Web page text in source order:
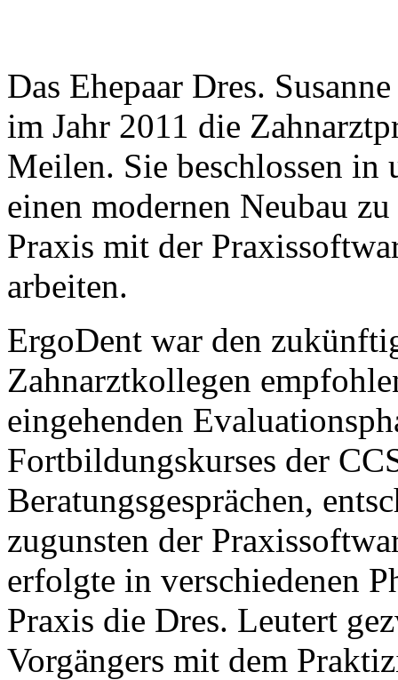
Das Ehepaar Dres.
im Jahr 2011 die
Meilen. Sie beschlossen
einen modernen Neubau
Praxis mit der
arbeiten.
ErgoDent war den
Zahnarztkollegen
eingehenden
Fortbildungskurses der
Beratungsgesprächen,
zugunsten der
erfolgte in verschiedenen
Praxis die Dres. Leutert
Vorgängers mit dem